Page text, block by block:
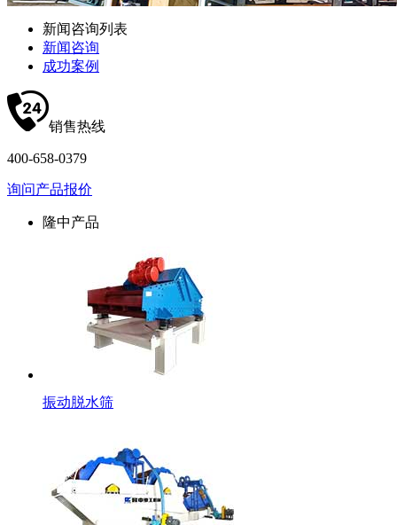
新闻咨询列表
新闻咨询
成功案例
销售热线
400-658-0379
询问产品报价
隆中产品
振动脱水筛